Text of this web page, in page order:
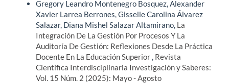
Gregory Leandro Montenegro Bosquez, Alexander
Xavier Larrea Berrones, Gisselle Carolina Álvarez
Salazar, Diana Mishel Salazar Altamirano, La
Integración De La Gestión Por Procesos Y La
Auditoría De Gestión: Reflexiones Desde La Práctica
Docente En La Educación Superior Revista
Científica Interdisciplinaria Investigación y Saberes:
Vol. 15 Núm. 2 (2025): Mayo - Agosto